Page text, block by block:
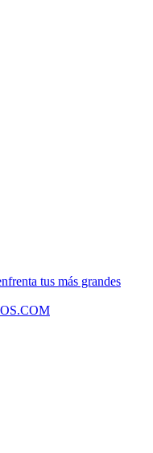
tus más grandes